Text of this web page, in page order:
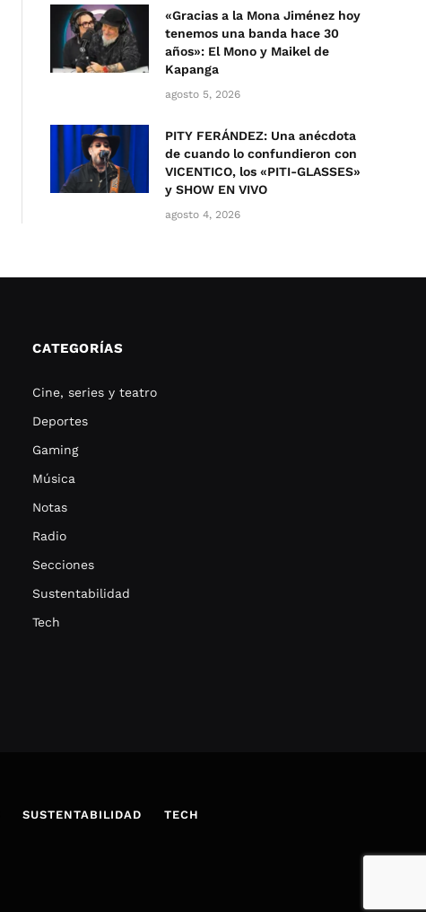
«Gracias a la Mona Jiménez hoy
tenemos una banda hace 30
años»: El Mono y Maikel de
Kapanga
agosto 5, 2026
PITY FERÁNDEZ: Una anécdota
de cuando lo confundieron con
VICENTICO, los «PITI-GLASSES»
y SHOW EN VIVO
agosto 4, 2026
CATEGORÍAS
Cine, series y teatro
Deportes
Gaming
Música
Notas
Radio
Secciones
Sustentabilidad
Tech
SUSTENTABILIDAD TECH